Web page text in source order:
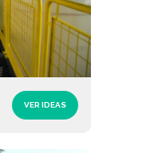
VER IDEAS